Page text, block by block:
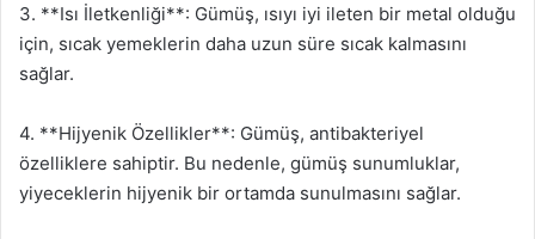
3. **Isı İletkenliği**: Gümüş, ısıyı iyi ileten bir metal olduğu
için, sıcak yemeklerin daha uzun süre sıcak kalmasını
sağlar.
4. **Hijyenik Özellikler**: Gümüş, antibakteriyel
özelliklere sahiptir. Bu nedenle, gümüş sunumluklar,
yiyeceklerin hijyenik bir ortamda sunulmasını sağlar.